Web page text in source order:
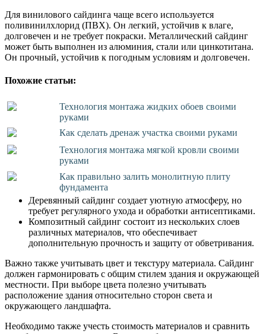
Для винилового сайдинга чаще всего используется
поливинилхлорид (ПВХ). Он легкий, устойчив к влаге,
долговечен и не требует покраски. Металлический сайдинг
может быть выполнен из алюминия, стали или цинкотитана.
Он прочный, устойчив к погодным условиям и долговечен.
Похожие статьи:
Технология монтажа жидких обоев своими
руками
Как сделать дренаж участка своими руками
Технология монтажа мягкой кровли своими
руками
Как правильно залить монолитную плиту
фундамента
Деревянный сайдинг создает уютную атмосферу, но
требует регулярного ухода и обработки антисептиками.
Композитный сайдинг состоит из нескольких слоев
различных материалов, что обеспечивает
дополнительную прочность и защиту от обветривания.
Важно также учитывать цвет и текстуру материала. Сайдинг
должен гармонировать с общим стилем здания и окружающей
местности. При выборе цвета полезно учитывать
расположение здания относительно сторон света и
окружающего ландшафта.
Необходимо также учесть стоимость материалов и сравнить